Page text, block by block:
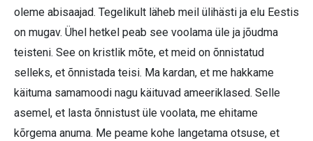
oleme abisaajad. Tegelikult läheb meil ülihästi ja elu Eestis
on mugav. Ühel hetkel peab see voolama üle ja jõudma
teisteni. See on kristlik mõte, et meid on õnnistatud
selleks, et õnnistada teisi. Ma kardan, et me hakkame
käituma samamoodi nagu käituvad ameeriklased. Selle
asemel, et lasta õnnistust üle voolata, me ehitame
kõrgema anuma. Me peame kohe langetama otsuse, et